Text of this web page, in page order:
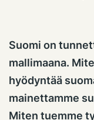
Suomi on
mallimaana.
hyödyntää
mainettamme
Miten tuemme